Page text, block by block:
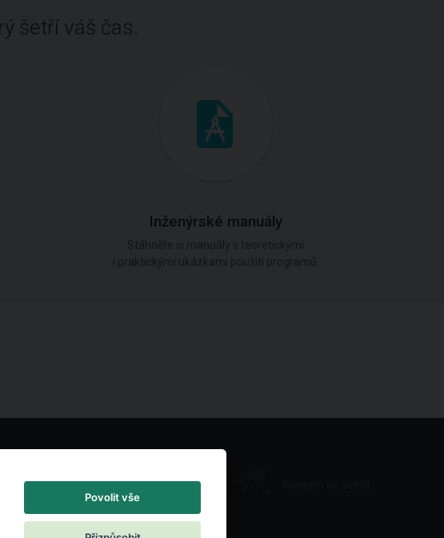
šetří váš čas.
Inženýrské manuály
Povolit vše